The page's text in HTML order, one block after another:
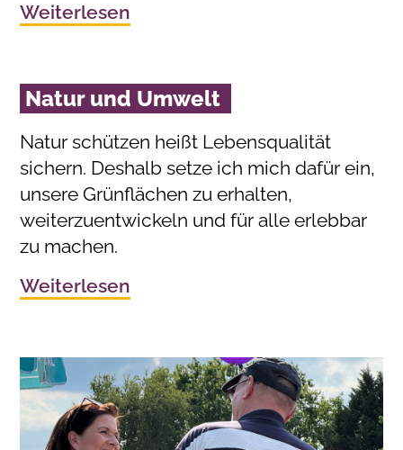
Weiterlesen
Natur und Umwelt
Natur schützen heißt Lebensqualität
sichern. Deshalb setze ich mich dafür ein,
unsere Grünflächen zu erhalten,
weiterzuentwickeln und für alle erlebbar
zu machen.
Weiterlesen